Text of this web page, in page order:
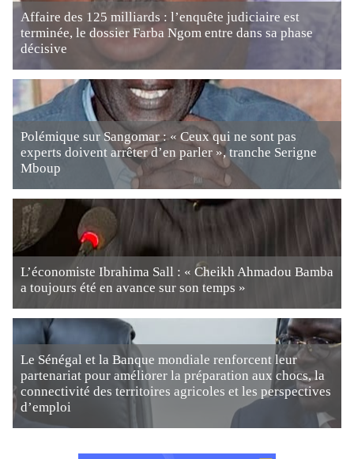
Affaire des 125 milliards : l’enquête judiciaire est
terminée, le dossier Farba Ngom entre dans sa phase
décisive
Polémique sur Sangomar : « Ceux qui ne sont pas
experts doivent arrêter d’en parler », tranche Serigne
Mboup
L’économiste Ibrahima Sall : « Cheikh Ahmadou Bamba
a toujours été en avance sur son temps »
Le Sénégal et la Banque mondiale renforcent leur
partenariat pour améliorer la préparation aux chocs, la
connectivité des territoires agricoles et les perspectives
d’emploi